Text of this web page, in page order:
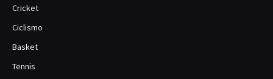
Cricket
Ciclismo
Basket
Tennis